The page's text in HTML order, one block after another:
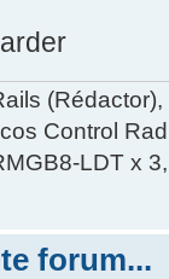
Control
LDT x
forum...